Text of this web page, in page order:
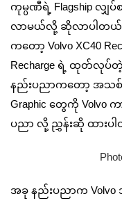
ကုမ္ပဏီရဲ့ Flagship လျှ
လာမယ်လို့ ဆိုလာပါတယ်။
ကတော့ Volvo XC40
Recharge ရဲ့ ထုတ်လုပ်
နည်းပညာကတော့ အသ
Graphic တွေကို Volvo
ပညာ လို့ ညွှန်းဆို ထားပ
အခု နည်းပညာက Volvo အ